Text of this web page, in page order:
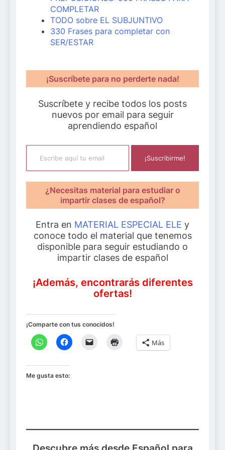
COMPLETAR
TODO sobre EL SUBJUNTIVO
330 Frases para completar con
SER/ESTAR
¡Suscríbete para no perderte nada!
Suscríbete y recibe todos los posts
nuevos por email para seguir
aprendiendo español
Escribe aquí tu email
¡Suscribirme!
¿Necesitas material para estudiar o
impartir clases de español?
Entra en MATERIAL ESPECIAL ELE y
conoce todo el material que tenemos
disponible para seguir estudiando o
impartir clases de español
¡Además, encontrarás diferentes
ofertas!
¡Comparte con tus conocidos!
Más
Me gusta esto: